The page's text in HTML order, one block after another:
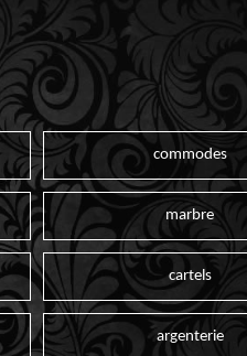
commodes
marbre
cartels
argenterie